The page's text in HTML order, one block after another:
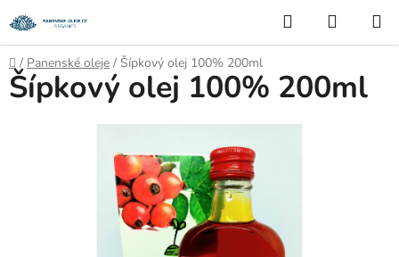
na
obsah
Hledat
KOŠÍK
Domů
/ Panenské oleje / Šípkový olej 100% 200ml
Šípkový olej 100% 200ml